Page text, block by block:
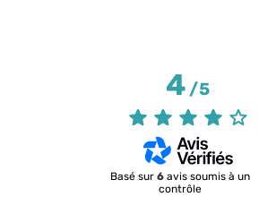
4/5
Basé sur 6 avis soumis à un
contrôle